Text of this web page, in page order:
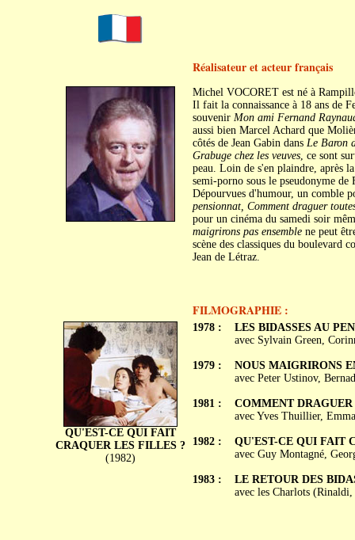
Réalisateur et acteur français
Michel VOCORET est né à
Il fait la connaissance à 18 ans de
souvenir Mon ami Fernand
aussi bien Marcel Achard que
côtés de Jean Gabin dans Le Baron
Grabuge chez les veuves, ce sont
peau. Loin de s'en plaindre, après
semi-porno sous le pseudonyme
Dépourvues d'humour, un comble
pensionnat, Comment draguer
pour un cinéma du samedi soir
maigrirons pas ensemblene peut
scène des classiques du boulevard
Jean de Létraz.
FILMOGRAPHIE :
QU'EST-CE QUI FAIT
CRAQUER LES FILLES ?
(1982)
1978 :
1979 :
1981 :
1982 :
1983 :
LES BIDASSES AU
avec Sylvain Green,
NOUS MAIGRIRONS
avec Peter Ustinov,
COMMENT
avec Yves Thuillier,
QU'EST-CE QUI FAIT
avec Guy Montagné,
LE RETOUR DES
avec les Charlots